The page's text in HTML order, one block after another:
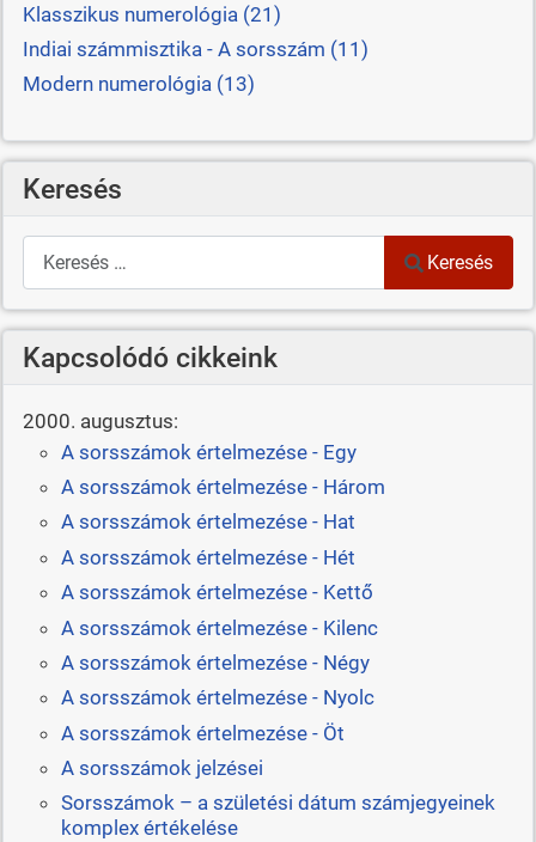
Klasszikus numerológia (21)
Indiai számmisztika - A sorsszám (11)
Modern numerológia (13)
Keresés
Keresés
Keresés
Kapcsolódó cikkeink
2000. augusztus:
A sorsszámok értelmezése - Egy
A sorsszámok értelmezése - Három
A sorsszámok értelmezése - Hat
A sorsszámok értelmezése - Hét
A sorsszámok értelmezése - Kettő
A sorsszámok értelmezése - Kilenc
A sorsszámok értelmezése - Négy
A sorsszámok értelmezése - Nyolc
A sorsszámok értelmezése - Öt
A sorsszámok jelzései
Sorsszámok – a születési dátum számjegyeinek
komplex értékelése